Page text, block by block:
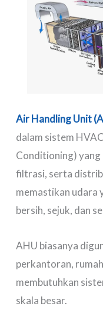
Air Handling Unit
dalam sistem
Conditioning)
filtrasi, serta
memastikan udara
bersih, sejuk, dan
AHU biasanya
perkantoran,
membutuhkan
skala besar.